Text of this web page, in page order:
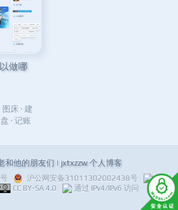
做哪
图床 · 建
· 记账
和他的朋友们 | jxtxzzw 个人博客
沪公网安备31011302002438号
十
CC BY-SA 4.0 通过 IPv4/IPv6 访问